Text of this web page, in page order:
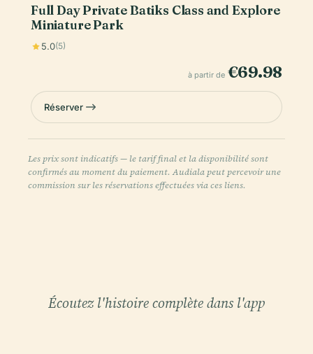
Full Day Private Batiks Class and Explore
Miniature Park
5.0(5)
à partir de €69.98
Réserver
Les prix sont indicatifs — le tarif final et la disponibilité sont
confirmés au moment du paiement. Audiala peut percevoir une
commission sur les réservations effectuées via ces liens.
Écoutez l'histoire complète dans l'app